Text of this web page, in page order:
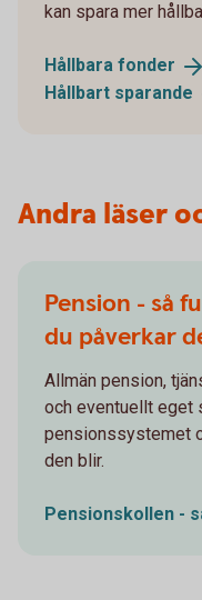
kan spara mer
Hållbara fonder
Hållbart sparande
Andra läser
Pension - så
du påverkar
Allmän pension,
och eventuellt eget
pensionssystemet
den blir.
Pensionskollen -